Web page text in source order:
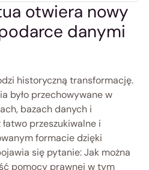
otwiera nowy
danymi
historyczną transformację.
było przechowywane w
bazach danych i
przeszukiwalne i
formacie dzięki
się pytanie: Jak można
pomocy prawnej w tym